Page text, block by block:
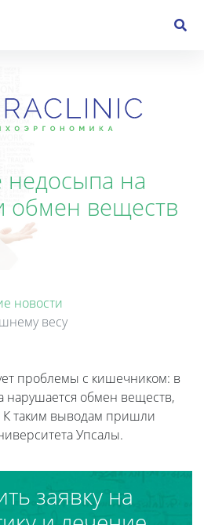
недосыпа на
обмен веществ
новости
весу
проблемы с кишечником: в
нарушается обмен веществ,
таким выводам пришли
Упсалы.
заявку на